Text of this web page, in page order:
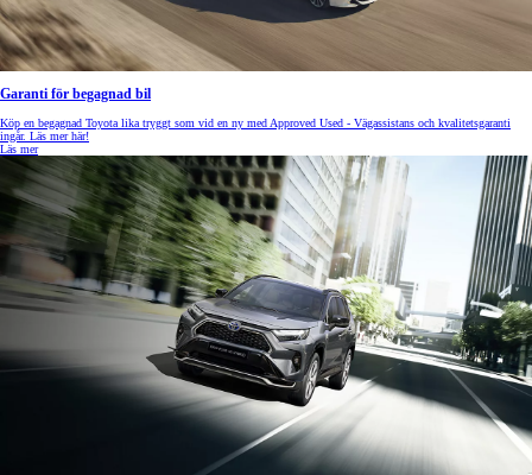
Garanti för begagnad bil
Köp en begagnad Toyota lika tryggt som vid en ny med Approved Used - Vägassistans och kvalitetsgaranti
ingår. Läs mer här!
Läs mer